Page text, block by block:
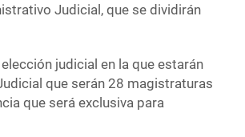
Judicial, que se dividirán
judicial en la que estarán
que serán 28 magistraturas
que será exclusiva para